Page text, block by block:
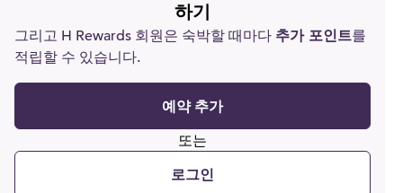
하기
그리고 H Rewards 회원은 숙박할 때마다 추가 포인트를
적립할 수 있습니다.
예약 추가
또는
로그인